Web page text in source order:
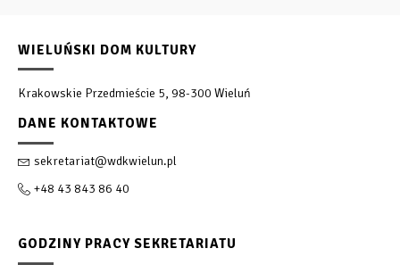
WIELUŃSKI DOM KULTURY
Krakowskie Przedmieście 5, 98-300 Wieluń
DANE KONTAKTOWE
sekretariat@wdkwielun.pl
+48 43 843 86 40
GODZINY PRACY SEKRETARIATU